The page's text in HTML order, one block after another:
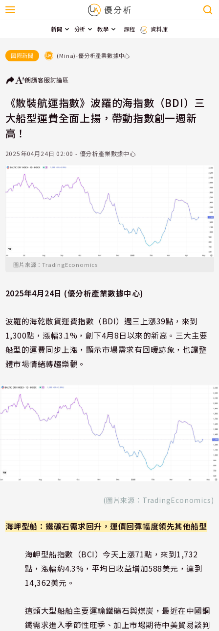
新聞 分析 教學 課程 資料庫
國際新聞 (Mina)-優分析產業數據中心
朗讀客服討論區
《散裝航運指數》波羅的海指數（BDI）三
大船型運費全面上揚，帶動指數創一週新
高！
2025年04月24日 02:00 - 優分析產業數據中心
圖片來源：TradingEconomics
2025年4月24日 (優分析產業數據中心)
波羅的海乾散貨運費指數（BDI）週三上漲39點，來到
1,300點，漲幅3.1%，創下4月8日以來的新高。三大主要
船型的運費同步上漲，顯示市場需求有回暖跡象，也讓整
體市場情緒轉趨樂觀。
(圖片來源： TradingEconomics)
海岬型船：鐵礦石需求回升，運價回彈幅度領先其他船型
海岬型船指數（BCI）今天上漲71點，來到1,732
點，漲幅約4.3%，平均日收益增加588美元，達到
14,362美元。
這類大型船舶主要運輸鐵礦石與煤炭，最近在中國鋼
鐵需求進入季節性旺季、加上市場期待中美貿易談判